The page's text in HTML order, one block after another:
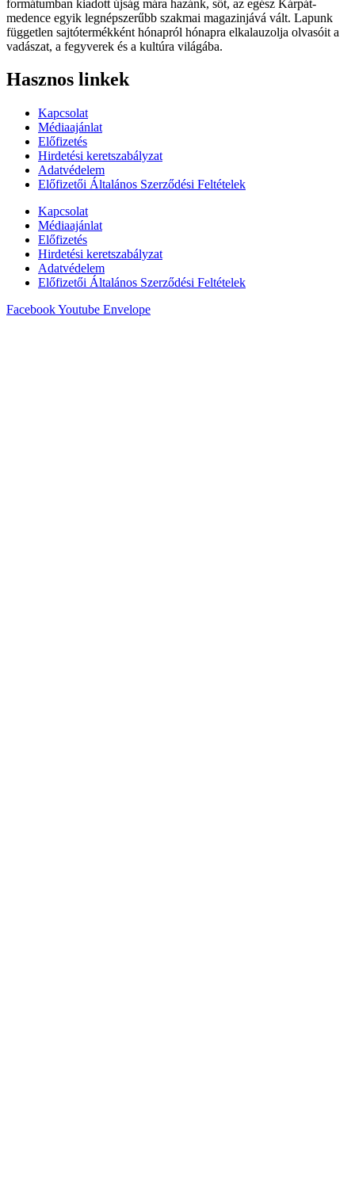
formátumban kiadott újság mára hazánk, sőt, az egész Kárpát-
medence egyik legnépszerűbb szakmai magazinjává vált. Lapunk
független sajtótermékként hónapról hónapra elkalauzolja olvasóit a
vadászat, a fegyverek és a kultúra világába.
Hasznos linkek
Kapcsolat
Médiaajánlat
Előfizetés
Hirdetési keretszabályzat
Adatvédelem
Előfizetői Általános Szerződési Feltételek
Kapcsolat
Médiaajánlat
Előfizetés
Hirdetési keretszabályzat
Adatvédelem
Előfizetői Általános Szerződési Feltételek
FacebookYoutube Envelope